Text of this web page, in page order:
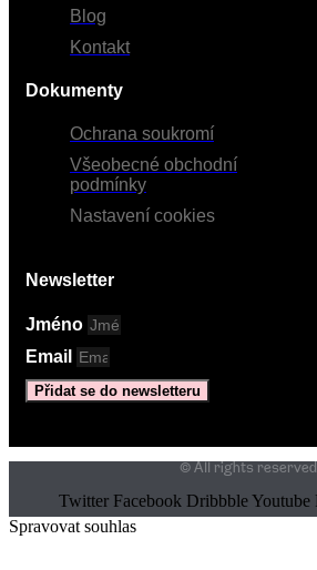
Blog
Kontakt
Dokumenty
Ochrana soukromí
Všeobecné obchodní
podmínky
Nastavení cookies
Newsletter
Jméno
Email
Přidat se do newsletteru
© All rights reserved
Twitter Facebook DribbbleYoutube
Spravovat souhlas